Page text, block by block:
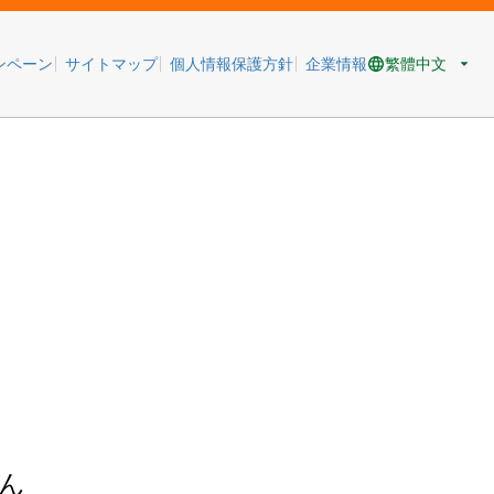
ペーン サイトマップ 個人情報保護方針 企業情報 繁體中文